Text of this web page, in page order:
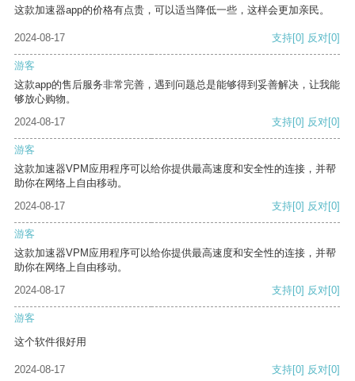
这款加速器app的价格有点贵，可以适当降低一些，这样会更加亲民。
2024-08-17 支持[0] 反对[0]
游客
这款app的售后服务非常完善，遇到问题总是能够得到妥善解决，让我能
够放心购物。
2024-08-17
支持[0] 反对[0]
游客
这款加速器VPM应用程序可以给你提供最高速度和安全性的连接，并帮
助你在网络上自由移动。
2024-08-17
支持[0] 反对[0]
游客
这款加速器VPM应用程序可以给你提供最高速度和安全性的连接，并帮
助你在网络上自由移动。
2024-08-17
支持[0] 反对[0]
游客
这个软件很好用
2024-08-17 支持[0] 反对[0]